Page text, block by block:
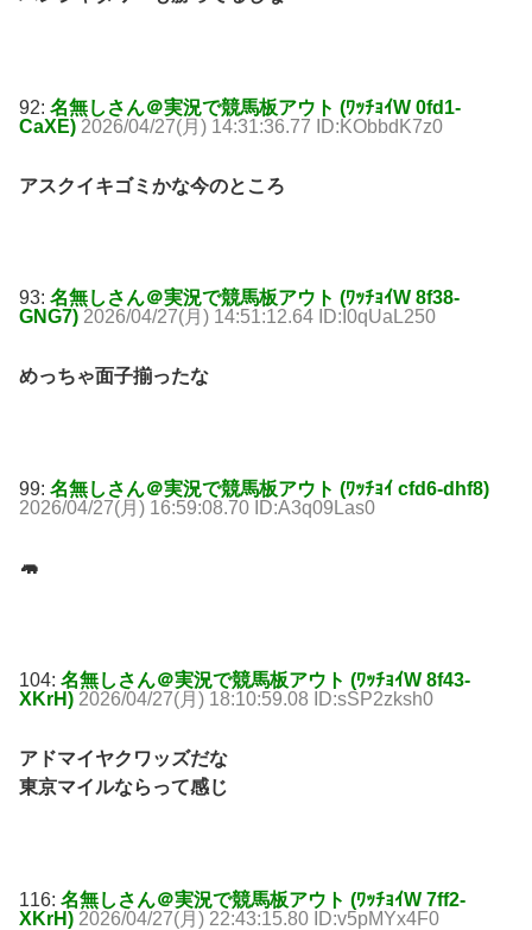
92: 名無しさん＠実況で競馬板アウト (ﾜｯﾁｮｲW 0fd1-
CaXE) 2026/04/27(月) 14:31:36.77 ID:KObbdK7z0
アスクイキゴミかな今のところ
93: 名無しさん＠実況で競馬板アウト (ﾜｯﾁｮｲW 8f38-
GNG7) 2026/04/27(月) 14:51:12.64 ID:I0qUaL250
めっちゃ面子揃ったな
99: 名無しさん＠実況で競馬板アウト (ﾜｯﾁｮｲ cfd6-dhf8)
2026/04/27(月) 16:59:08.70 ID:A3q09Las0
🦛
104: 名無しさん＠実況で競馬板アウト (ﾜｯﾁｮｲW 8f43-
XKrH) 2026/04/27(月) 18:10:59.08 ID:sSP2zksh0
アドマイヤクワッズだな
東京マイルならって感じ
116: 名無しさん＠実況で競馬板アウト (ﾜｯﾁｮｲW 7ff2-
XKrH) 2026/04/27(月) 22:43:15.80 ID:v5pMYx4F0